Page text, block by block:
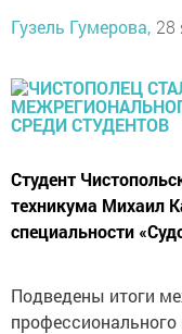
Гузель Гумерова, 28
Студент
техникума Михаил
специальности
Подведены итоги